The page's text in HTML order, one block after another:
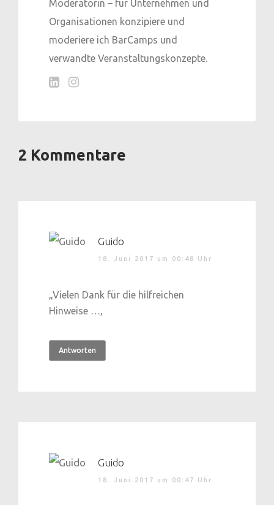
Moderatorin – für Unternehmen und
Organisationen konzipiere und
moderiere ich BarCamps und
verwandte Veranstaltungskonzepte.
2 Kommentare
Guido
18. Juni 2017 um 00:48 Uhr
„Vielen Dank für die hilfreichen
Hinweise …,
Antworten
Guido
18. Juni 2017 um 00:47 Uhr